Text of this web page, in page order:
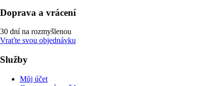
Doprava a vrácení
30 dní na rozmyšlenou
Vraťte svou objednávku
Služby
Můj účet